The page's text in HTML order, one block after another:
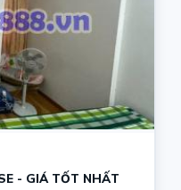
- GIÁ TỐT NHẤT